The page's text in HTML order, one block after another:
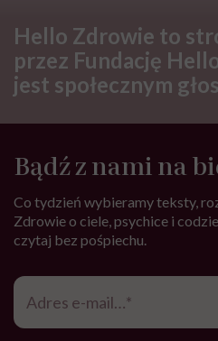
Hello Zdrowie to
przez Fundację
jest społecznym
Bądź z nami na
Co tydzień wybieramy teksty,
Zdrowie o ciele, psychice i
czytaj bez pośpiechu.
Adres
mail*